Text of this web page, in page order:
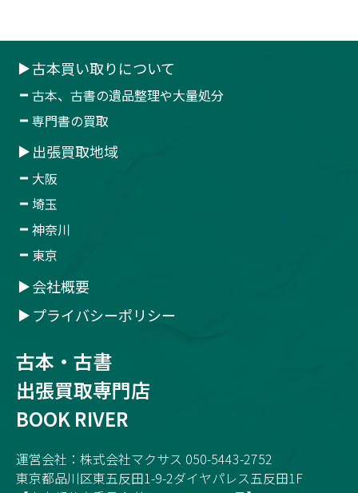
古本買い取りについて
古本、古書の遺品整理や大量処分
専門書の買取
出張買取地域
大阪
埼玉
神奈川
東京
会社概要
プライバシーポリシー
古本・古書
出張買取専門店
BOOK RIVER
運営会社：株式会社マクサス 050-5443-2752
東京都品川区東五反田1-9-2ダイヤパレス五反田1F